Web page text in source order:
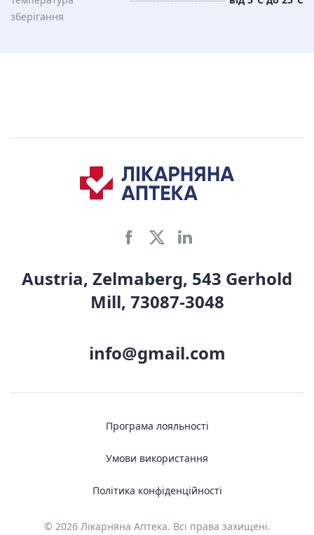
зберiгання
Austria, Zelmaberg, 543 Gerhold
Mill, 73087-3048
info@gmail.com
© 2026 Лікарняна Аптека. Всі права захищені.
Програма лояльності
Умови використання
Політика конфіденційності